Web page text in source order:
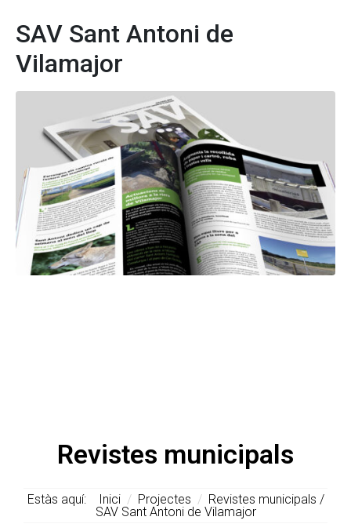
SAV Sant Antoni de
Vilamajor
Revistes municipals
Estàs aquí: Inici / Projectes /Revistes municipals /
SAV Sant Antoni de Vilamajor